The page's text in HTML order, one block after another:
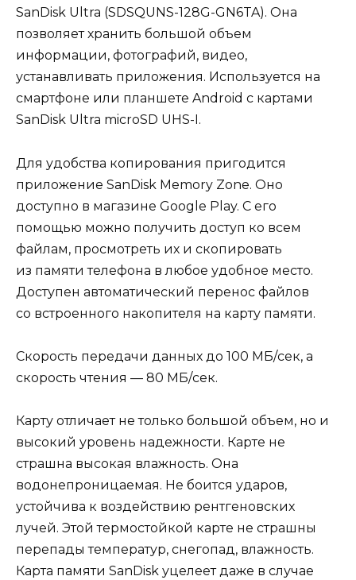
SanDisk Ultra (SDSQUNS-128G-GN6TA). Она
позволяет хранить большой объем
информации, фотографий, видео,
устанавливать приложения. Используется на
смартфоне или планшете Android с картами
SanDisk Ultra microSD UHS-I.
Для удобства копирования пригодится
приложение SanDisk Memory Zone. Оно
доступно в магазине Google Play. С его
помощью можно получить доступ ко всем
файлам, просмотреть их и скопировать
из памяти телефона в любое удобное место.
Доступен автоматический перенос файлов
со встроенного накопителя на карту памяти.
Скорость передачи данных до 100 МБ/сек, а
скорость чтения — 80 МБ/сек.
Карту отличает не только большой объем, но и
высокий уровень надежности. Карте не
страшна высокая влажность. Она
водонепроницаемая. Не боится ударов,
устойчива к воздействию рентгеновских
лучей. Этой термостойкой карте не страшны
перепады температур, снегопад, влажность.
Карта памяти SanDisk уцелеет даже в случае